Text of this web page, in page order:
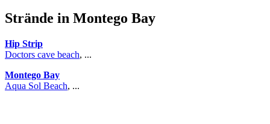
Strände in Montego Bay
Hip Strip
Doctors cave beach, ...
Montego Bay
Aqua Sol Beach, ...